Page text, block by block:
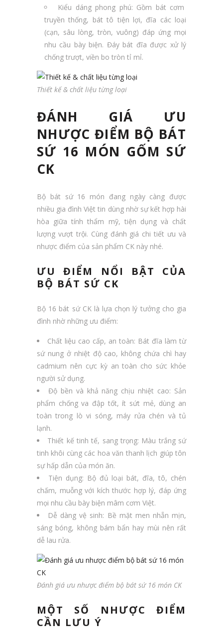
Kiểu dáng phong phú: Gồm bát cơm
truyền thống, bát tô tiện lợi, đĩa các loại
(cạn, sâu lòng, tròn, vuông) đáp ứng mọi
nhu cầu bày biện. Đáy bát đĩa được xử lý
chống trượt, viền bo tròn tỉ mỉ.
Thiết kế & chất liệu từng loại
ĐÁNH GIÁ ƯU
NHƯỢC ĐIỂM BỘ BÁT
SỨ 16 MÓN GỐM SỨ
CK
Bộ bát sứ 16 món đang ngày càng được
nhiều gia đình Việt tin dùng nhờ sự kết hợp hài
hòa giữa tính thẩm mỹ, tiện dụng và chất
lượng vượt trội. Cùng đánh giá chi tiết ưu và
nhược điểm của sản phẩm CK này nhé.
ƯU ĐIỂM NỔI BẬT CỦA
BỘ BÁT SỨ CK
Bộ 16 bát sứ CK là lựa chọn lý tưởng cho gia
đình nhờ những ưu điểm:
Chất liệu cao cấp, an toàn: Bát đĩa làm từ
sứ nung ở nhiệt độ cao, không chứa chì hay
cadmium nên cực kỳ an toàn cho sức khỏe
người sử dụng.
Độ bền và khả năng chịu nhiệt cao: Sản
phẩm chống va đập tốt, ít sứt mẻ, dùng an
toàn trong lò vi sóng, máy rửa chén và tủ
lạnh.
Thiết kế tinh tế, sang trọng: Màu trắng sứ
tinh khôi cùng các hoa văn thanh lịch giúp tôn
sự hấp dẫn của món ăn.
Tiện dụng: Bộ đủ loại bát, đĩa, tô, chén
chấm, muỗng với kích thước hợp lý, đáp ứng
mọi nhu cầu bày biện mâm cơm Việt.
Dễ dàng vệ sinh: Bề mặt men nhẵn mịn,
sáng bóng, không bám bẩn hay mùi nên rất
dễ lau rửa.
Đánh giá ưu nhược điểm bộ bát sứ 16 món CK
MỘT SỐ NHƯỢC ĐIỂM
CẦN LƯU Ý